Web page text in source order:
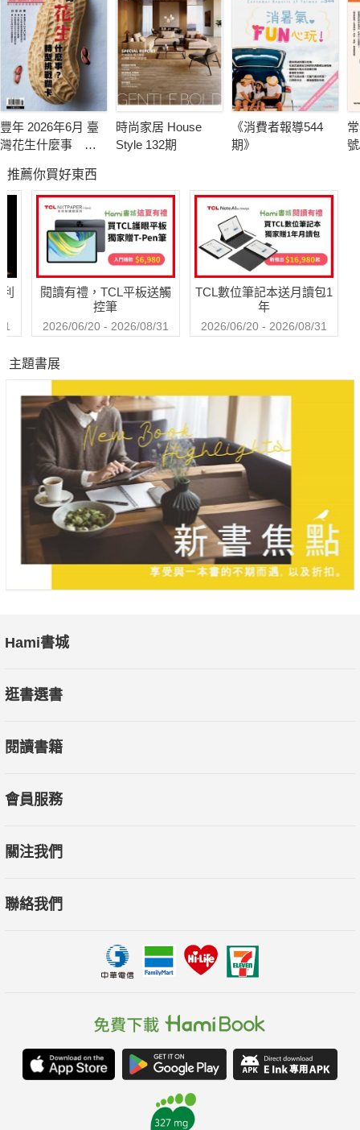
豐年 2026年6月 臺
灣花生什麼事 轉
時尚家居 House
Style 132期
《消費者報導544
期》
推薦你買好東西
閱讀有禮，TCL平板送觸
控筆
2026/06/20 - 2026/08/31
TCL數位筆記本送月讀包1
年
2026/06/20 - 2026/08/31
主題書展
Hami書城
逛書選書
閱讀書籍
會員服務
關注我們
聯絡我們